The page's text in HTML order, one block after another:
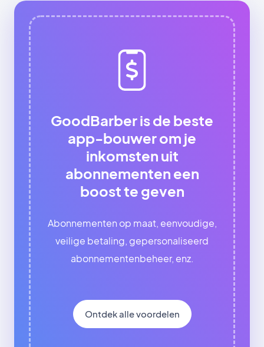
GoodBarber is de beste
app-bouwer om je
inkomsten uit
abonnementen een
boost te geven
Abonnementen op maat, eenvoudige,
veilige betaling, gepersonaliseerd
abonnementenbeheer, enz.
Ontdek alle voordelen